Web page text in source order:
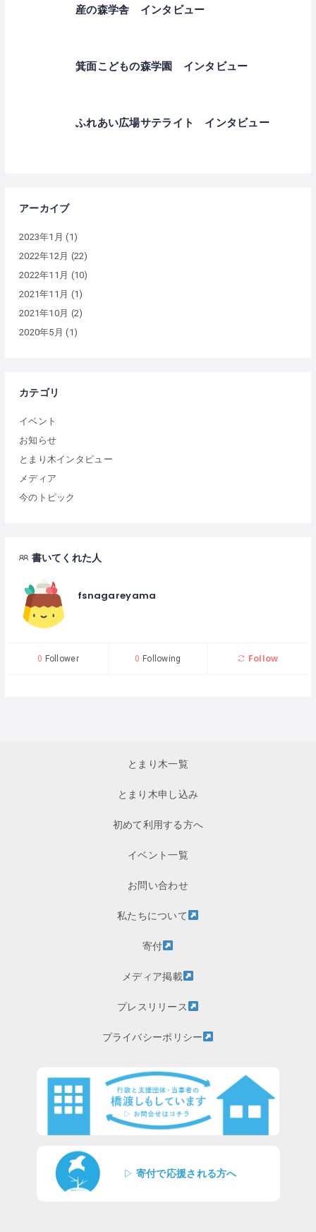
産の森学舎 インタビュー
箕面こどもの森学園 インタビュー
ふれあい広場サテライト インタビュー
アーカイブ
2023年1月 (1)
2022年12月 (22)
2022年11月 (10)
2021年11月 (1)
2021年10月 (2)
2020年5月 (1)
カテゴリ
イベント
お知らせ
とまり木インタビュー
メディア
今のトピック
書いてくれた人
fsnagareyama
0 Follower 0 Following Follow
とまり木一覧
とまり木申し込み
初めて利用する方へ
イベント一覧
お問い合わせ
私たちについて
寄付
メディア掲載
プレスリリース
プライバシーポリシー
▷ 寄付で応援される方へ